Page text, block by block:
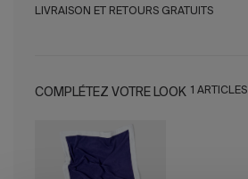
LIVRAISON ET RETOURS GRATUITS
COMPLÉTEZ VOTRE LOOK 1 ARTICLES